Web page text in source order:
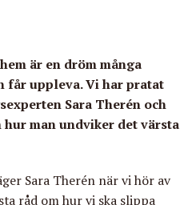
är en dröm många
får uppleva. Vi har pratat
Sara Therén och
man undviker det värsta
Sara Therén när vi hör av
råd om hur vi ska slippa